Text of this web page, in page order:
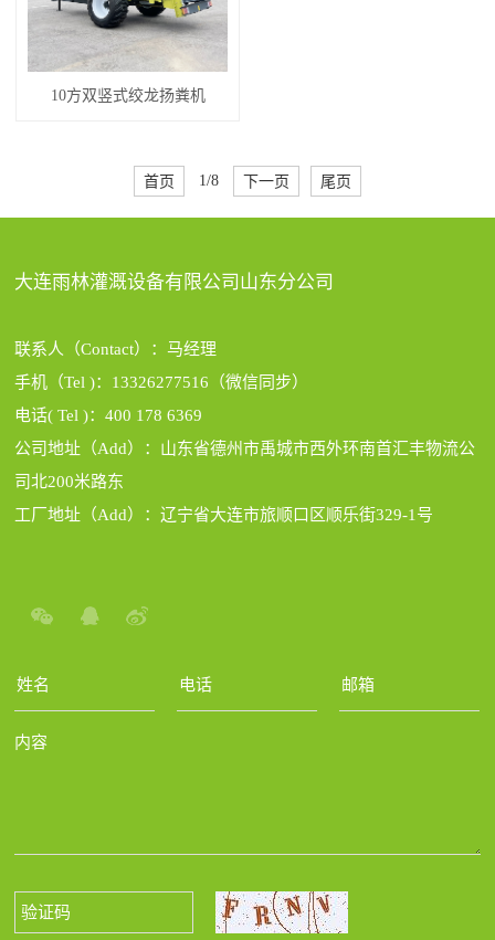
10方双竖式绞龙扬粪机
首页 1/8 下一页 尾页
大连雨林灌溉设备有限公司山东分公司
联系人（Contact）：马经理
手机（Tel )：13326277516（微信同步）
电话( Tel )：400 178 6369
公司地址（Add）：山东省德州市禹城市西外环南首汇丰物流公
司北200米路东
工厂地址（Add）：辽宁省大连市旅顺口区顺乐街329-1号